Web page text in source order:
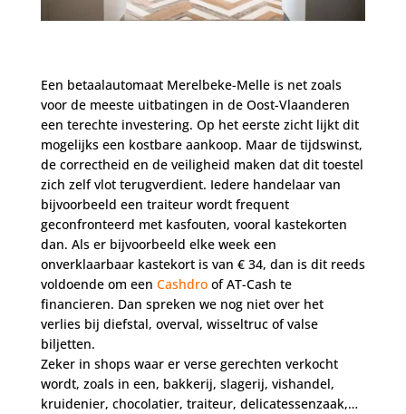
Een betaalautomaat Merelbeke-Melle is net zoals
voor de meeste uitbatingen in de Oost-Vlaanderen
een terechte investering. Op het eerste zicht lijkt dit
mogelijks een kostbare aankoop. Maar de tijdswinst,
de correctheid en de veiligheid maken dat dit toestel
zich zelf vlot terugverdient. Iedere handelaar van
bijvoorbeeld een traiteur wordt frequent
geconfronteerd met kasfouten, vooral kastekorten
dan. Als er bijvoorbeeld elke week een
onverklaarbaar kastekort is van € 34, dan is dit reeds
voldoende om een Cashdroof AT-Cash te
financieren. Dan spreken we nog niet over het
verlies bij diefstal, overval, wisseltruc of valse
biljetten.
Zeker in shops waar er verse gerechten verkocht
wordt, zoals in een, bakkerij, slagerij, vishandel,
kruidenier, chocolatier, traiteur, delicatessenzaak,…